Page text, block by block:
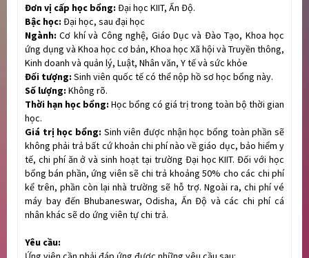
Đơn vị cấp học bổng: Đại học KIIT, Ấn Độ.
Bậc học: Đại học, sau đại học
Ngành:Cơ khí và Công nghệ, Giáo Dục và Đào Tạo, Khoa học
ứng dụng và Khoa học cơ bản, Khoa học Xã hội và Truyền thông,
Kinh doanh và quản lý, Luật, Nhân văn, Y tế và sức khỏe
Đối tượng: Sinh viên quốc tế có thể nộp hồ sơ học bổng này.
Số lượng: Không rõ.
Thời hạn học bổng: Học bổng có giá trị trong toàn bộ thời gian
học.
Giá trị học bổng: Sinh viên được nhận học bổng toàn phần sẽ
không phải trả bất cứ khoản chi phí nào về giáo dục, bảo hiểm y
tế, chi phí ăn ở và sinh hoạt tại trường Đại học KIIT. Đối với học
bổng bán phần, ứng viên sẽ chi trả khoảng 50% cho các chi phí
kể trên, phần còn lại nhà trường sẽ hỗ trợ. Ngoài ra, chi phí vé
máy bay đến Bhubaneswar, Odisha, Ấn Độ và các chi phí cá
nhân khác sẽ do ứng viên tự chi trả.
Yêu cầu: